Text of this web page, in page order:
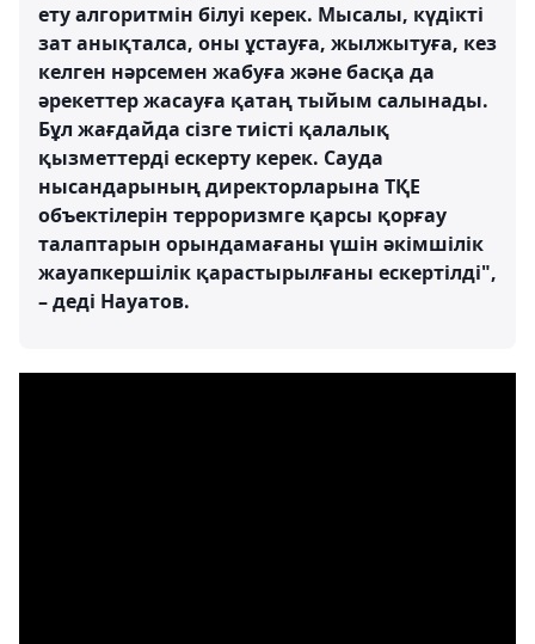
ету алгоритмін білуі керек. Мысалы, күдікті
зат анықталса, оны ұстауға, жылжытуға, кез
келген нәрсемен жабуға және басқа да
әрекеттер жасауға қатаң тыйым салынады.
Бұл жағдайда сізге тиісті қалалық
қызметтерді ескерту керек. Сауда
нысандарының директорларына ТҚЕ
объектілерін терроризмге қарсы қорғау
талаптарын орындамағаны үшін әкімшілік
жауапкершілік қарастырылғаны ескертілді",
– деді Науатов.